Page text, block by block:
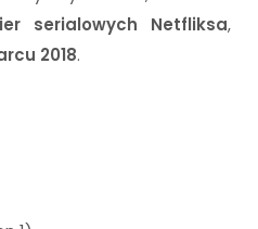
serialowych Netfliksa,
2018.